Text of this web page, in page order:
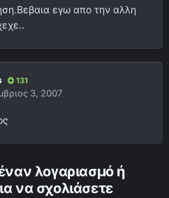
εγω απο την αλλη
131
3, 2007
λογαριασμό ή
να σχολιάσετε